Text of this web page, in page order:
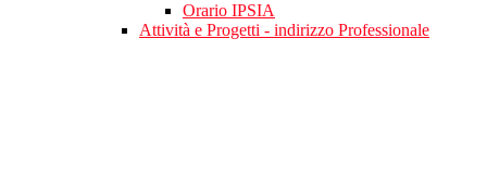
Orario IPSIA
Attività e Progetti - indirizzo Professionale